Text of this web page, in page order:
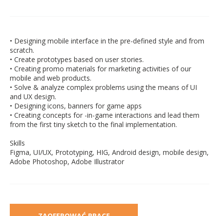
• Designing mobile interface in the pre-defined style and from
scratch.
• Create prototypes based on user stories.
• Creating promo materials for marketing activities of our
mobile and web products.
• Solve & analyze complex problems using the means of UI
and UX design.
• Designing icons, banners for game apps
• Creating concepts for -in-game interactions and lead them
from the first tiny sketch to the final implementation.
Skills
Figma, UI/UX, Prototyping, HIG, Android design, mobile design,
Adobe Photoshop, Adobe Illustrator